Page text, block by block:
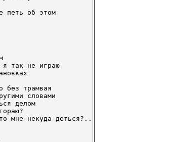
петь об этом
я так не играю
без трамвая
словами
делом
мне некуда деться?..